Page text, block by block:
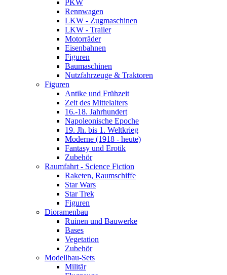
PKW
Rennwagen
LKW - Zugmaschinen
LKW - Trailer
Motorräder
Eisenbahnen
Figuren
Baumaschinen
Nutzfahrzeuge & Traktoren
Figuren
Antike und Frühzeit
Zeit des Mittelalters
16.-18. Jahrhundert
Napoleonische Epoche
19. Jh. bis 1. Weltkrieg
Moderne (1918 - heute)
Fantasy und Erotik
Zubehör
Raumfahrt - Science Fiction
Raketen, Raumschiffe
Star Wars
Star Trek
Figuren
Dioramenbau
Ruinen und Bauwerke
Bases
Vegetation
Zubehör
Modellbau-Sets
Militär